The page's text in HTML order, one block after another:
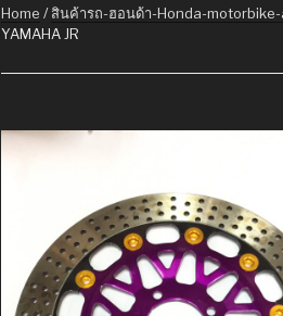
Home /สินค้ารถ-ฮอนด้า-Honda-
YAMAHA JR